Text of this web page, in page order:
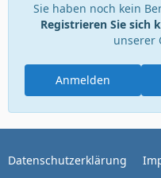
Sie haben noch kein
Registrieren Sie sich
unserer
Anmelden
Datenschutzerklärung